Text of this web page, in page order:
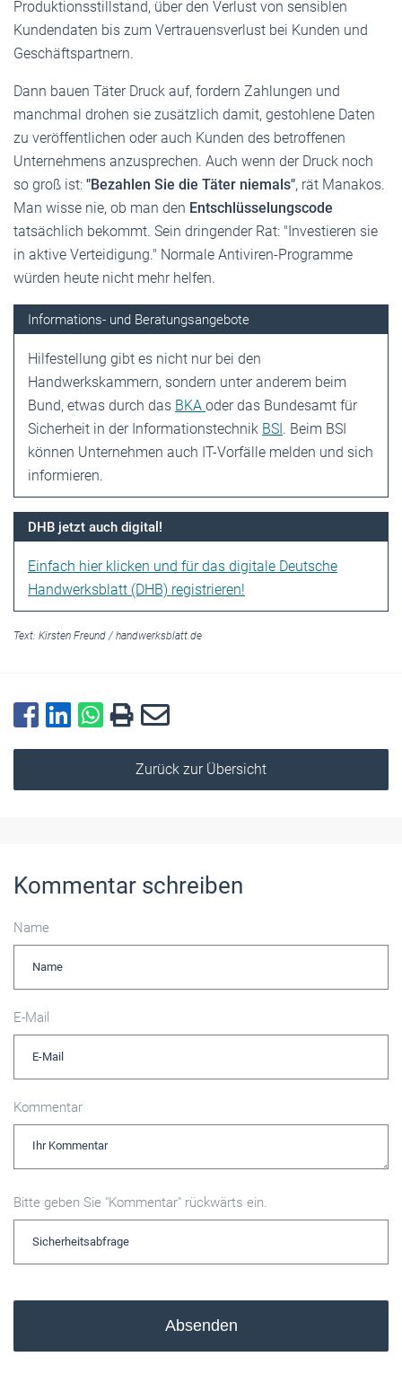
Produktionsstillstand, über den Verlust von sensiblen
Kundendaten bis zum Vertrauensverlust bei Kunden und
Geschäftspartnern.
Dann bauen Täter Druck auf, fordern Zahlungen und
manchmal drohen sie zusätzlich damit, gestohlene Daten
zu veröffentlichen oder auch Kunden des betroffenen
Unternehmens anzusprechen. Auch wenn der Druck noch
so groß ist: "Bezahlen Sie die Täter niemals", rät Manakos.
Man wisse nie, ob man den Entschlüsselungscode
tatsächlich bekommt. Sein dringender Rat: "Investieren sie
in aktive Verteidigung." Normale Antiviren-Programme
würden heute nicht mehr helfen.
Informations- und Beratungsangebote
Hilfestellung gibt es nicht nur bei den
Handwerkskammern, sondern unter anderem beim
Bund, etwas durch das BKA oder das Bundesamt für
Sicherheit in der Informationstechnik BSI . Beim BSI
können Unternehmen auch IT-Vorfälle melden und sich
informieren.
DHB jetzt auch digital!
Einfach hier klicken und für das digitale Deutsche
Handwerksblatt (DHB) registrieren!
Text: Kirsten Freund / handwerksblatt.de
Zurück zur Übersicht
Kommentar schreiben
Name
E-Mail
Kommentar
Bitte geben Sie "Kommentar" rückwärts ein.
Absenden